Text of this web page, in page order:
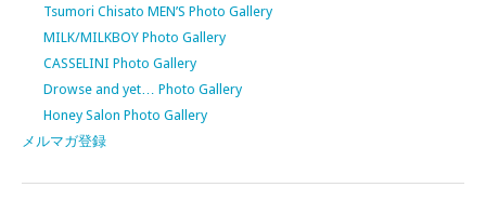
Tsumori Chisato MEN’S Photo Gallery
MILK/MILKBOY Photo Gallery
CASSELINI Photo Gallery
Drowse and yet… Photo Gallery
Honey Salon Photo Gallery
メルマガ登録